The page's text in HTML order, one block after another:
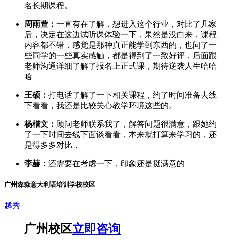
名长期课程。
周雨萱： 一直有在了解，想进入这个行业，对比了几家
后，决定在这边试听课体验一下，果然是没白来，课程
内容都不错，感觉是那种真正能学到东西的，也问了一
些同学的一些真实感触，都是得到了一致好评，后面跟
老师沟通详细了解了报名上正式课，期待逆袭人生哈哈
哈
王硕： 打电话了解了一下相关课程，约了时间准备去线
下看看，我还是比较关心教学环境这些的。
杨楷文： 顾问老师联系我了，解答问题很满意，跟她约
了一下时间去线下面谈看看，本来就打算来学习的，还
是得多多对比，
李赫： 还需要在考虑一下，印象还是挺满意的
广州森淼意大利语培训学校校区
越秀
广州校区立即咨询